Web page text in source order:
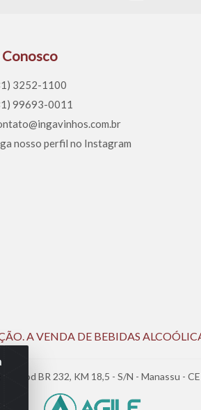
Conosco
3252-1100
99693-0011
nosso perfil no Instagram
A VENDA DE BEBIDAS
- Rod BR 232, KM 18,5 - S/N - Manassu -